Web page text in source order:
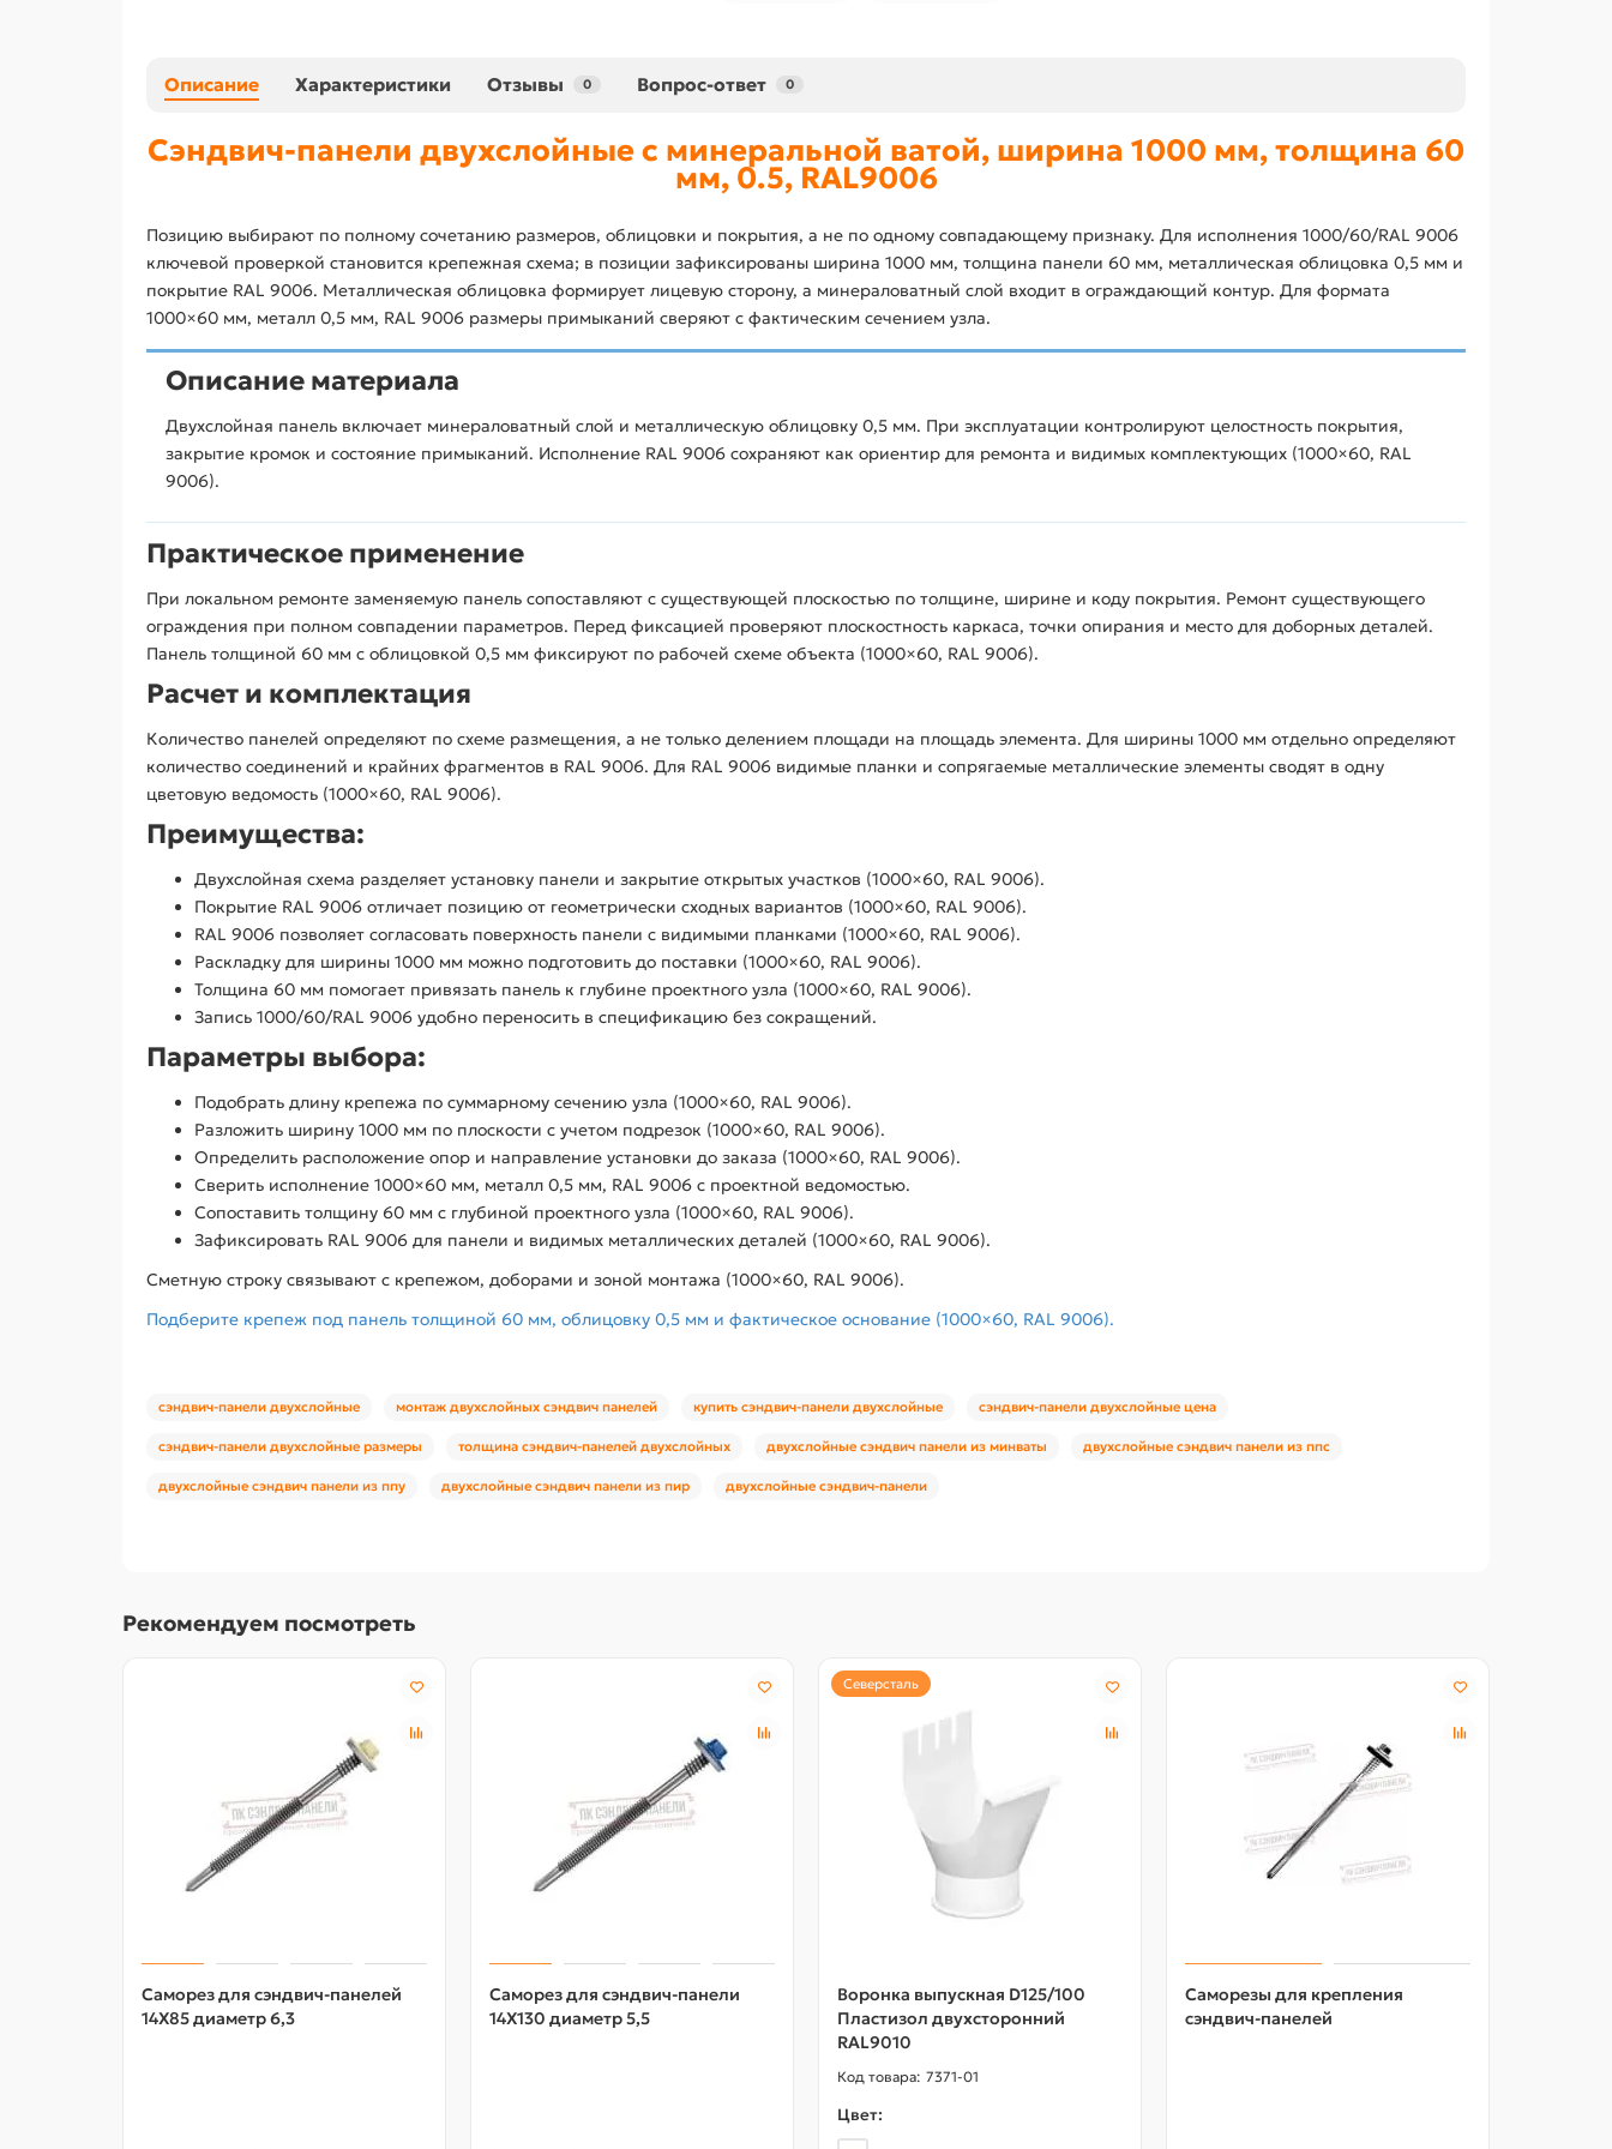
Описание Характеристики Отзывы 0 Вопрос-ответ 0
Сэндвич-панели двухслойные с минеральной ватой, ширина 1000 мм, толщина 60
мм, 0.5, RAL9006
Позицию выбирают по полному сочетанию размеров, облицовки и покрытия, а не по одному совпадающему признаку. Для исполнения 1000/60/RAL 9006
ключевой проверкой становится крепежная схема; в позиции зафиксированы ширина 1000 мм, толщина панели 60 мм, металлическая облицовка 0,5 мм и
покрытие RAL 9006. Металлическая облицовка формирует лицевую сторону, а минераловатный слой входит в ограждающий контур. Для формата
1000×60 мм, металл 0,5 мм, RAL 9006 размеры примыканий сверяют с фактическим сечением узла.
Описание материала
Двухслойная панель включает минераловатный слой и металлическую облицовку 0,5 мм. При эксплуатации контролируют целостность покрытия,
закрытие кромок и состояние примыканий. Исполнение RAL 9006 сохраняют как ориентир для ремонта и видимых комплектующих (1000×60, RAL
9006).
Практическое применение
При локальном ремонте заменяемую панель сопоставляют с существующей плоскостью по толщине, ширине и коду покрытия. Ремонт существующего
ограждения при полном совпадении параметров. Перед фиксацией проверяют плоскостность каркаса, точки опирания и место для доборных деталей.
Панель толщиной 60 мм с облицовкой 0,5 мм фиксируют по рабочей схеме объекта (1000×60, RAL 9006).
Расчет и комплектация
Количество панелей определяют по схеме размещения, а не только делением площади на площадь элемента. Для ширины 1000 мм отдельно определяют
количество соединений и крайних фрагментов в RAL 9006. Для RAL 9006 видимые планки и сопрягаемые металлические элементы сводят в одну
цветовую ведомость (1000×60, RAL 9006).
Преимущества:
Двухслойная схема разделяет установку панели и закрытие открытых участков (1000×60, RAL 9006).
Покрытие RAL 9006 отличает позицию от геометрически сходных вариантов (1000×60, RAL 9006).
RAL 9006 позволяет согласовать поверхность панели с видимыми планками (1000×60, RAL 9006).
Раскладку для ширины 1000 мм можно подготовить до поставки (1000×60, RAL 9006).
Толщина 60 мм помогает привязать панель к глубине проектного узла (1000×60, RAL 9006).
Запись 1000/60/RAL 9006 удобно переносить в спецификацию без сокращений.
Параметры выбора:
Подобрать длину крепежа по суммарному сечению узла (1000×60, RAL 9006).
Разложить ширину 1000 мм по плоскости с учетом подрезок (1000×60, RAL 9006).
Определить расположение опор и направление установки до заказа (1000×60, RAL 9006).
Сверить исполнение 1000×60 мм, металл 0,5 мм, RAL 9006 с проектной ведомостью.
Сопоставить толщину 60 мм с глубиной проектного узла (1000×60, RAL 9006).
Зафиксировать RAL 9006 для панели и видимых металлических деталей (1000×60, RAL 9006).
Сметную строку связывают с крепежом, доборами и зоной монтажа (1000×60, RAL 9006).
Подберите крепеж под панель толщиной 60 мм, облицовку 0,5 мм и фактическое основание (1000×60, RAL 9006).
сэндвич-панели двухслойные монтаж двухслойных сэндвич панелей купить сэндвич-панели двухслойные сэндвич-панели двухслойные цена
сэндвич-панели двухслойные размеры толщина сэндвич-панелей двухслойных двухслойные сэндвич панели из минваты двухслойные сэндвич панели из ппс
двухслойные сэндвич панели из ппу двухслойные сэндвич панели из пир двухслойные сэндвич-панели
Рекомендуем посмотреть
Саморез для сэндвич-панелей
14X85 диаметр 6,3
Саморез для сэндвич-панели
14X130 диаметр 5,5
Северсталь
Воронка выпускная D125/100
Пластизол двухсторонний
RAL9010
7371-01
Цвет:
Саморезы для крепления
сэндвич-панелей